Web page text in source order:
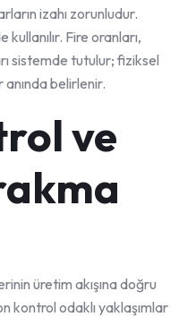
izahı zorunludur.
kullanılır. Fire oranları,
sistemde tutulur; fiziksel
belirlenir.
ve
üretim akışına doğru
kontrol odaklı yaklaşımlar